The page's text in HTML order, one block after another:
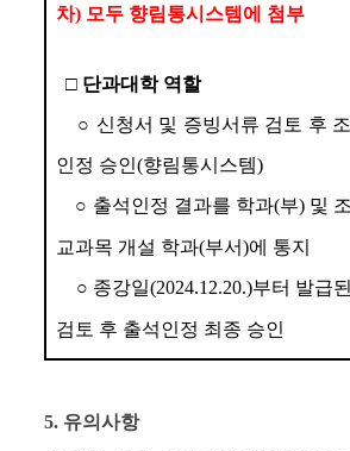
차) 모두 향림통시스템에 첨부
□ 단과대학 역할
○ 신청서 및 증빙서류 검토 후
인정 승인(향림통시스템)
○ 출석인정 결과를 학과(부) 및
교과목 개설 학과(부서)에 통지
○ 종강일(2024.12.20.)부터 발급
검토 후 출석인정 최종 승인
5. 유의사항